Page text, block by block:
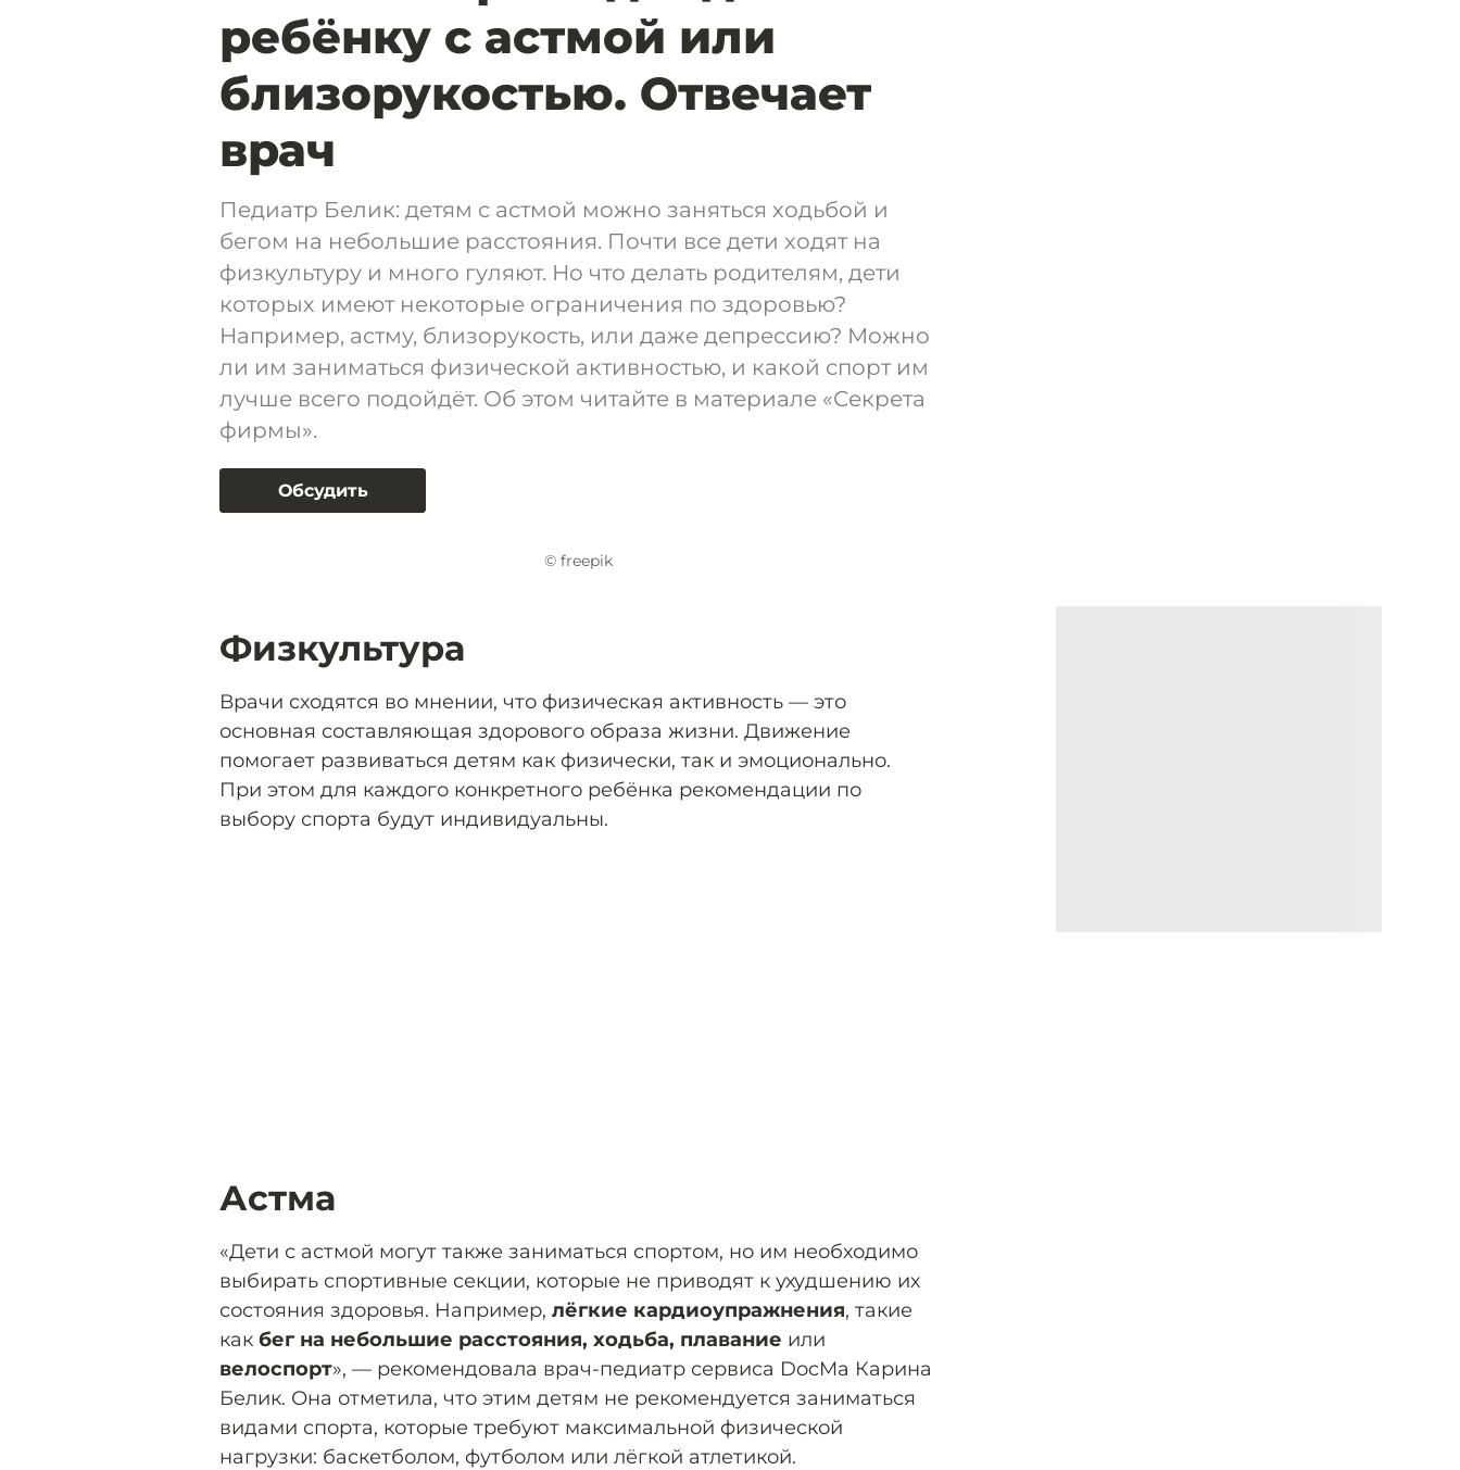
ребёнку с астмой или
близорукостью. Отвечает
врач
Педиатр Белик: детям с астмой можно заняться ходьбой и
бегом на небольшие расстояния. Почти все дети ходят на
физкультуру и много гуляют. Но что делать родителям, дети
которых имеют некоторые ограничения по здоровью?
Например, астму, близорукость, или даже депрессию? Можно
ли им заниматься физической активностью, и какой спорт им
лучше всего подойдёт. Об этом читайте в материале «Секрета
фирмы».
Обсудить
© freepik
Физкультура
Врачи сходятся во мнении, что физическая активность — это
основная составляющая здорового образа жизни. Движение
помогает развиваться детям как физически, так и эмоционально.
При этом для каждого конкретного ребёнка рекомендации по
выбору спорта будут индивидуальны.
Астма
«Дети с астмой могут также заниматься спортом, но им необходимо
выбирать спортивные секции, которые не приводят к ухудшению их
состояния здоровья. Например, лёгкие кардиоупражнения, такие
как бег на небольшие расстояния, ходьба, плавание или
велоспорт», — рекомендовала врач-педиатр сервиса DocMa Карина
Белик. Она отметила, что этим детям не рекомендуется заниматься
видами спорта, которые требуют максимальной физической
нагрузки: баскетболом, футболом или лёгкой атлетикой.